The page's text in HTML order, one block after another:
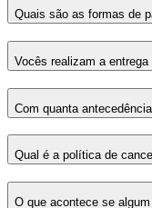
Quais são as formas de
Vocês realizam a
Com quanta
Qual é a política de
O que acontece se